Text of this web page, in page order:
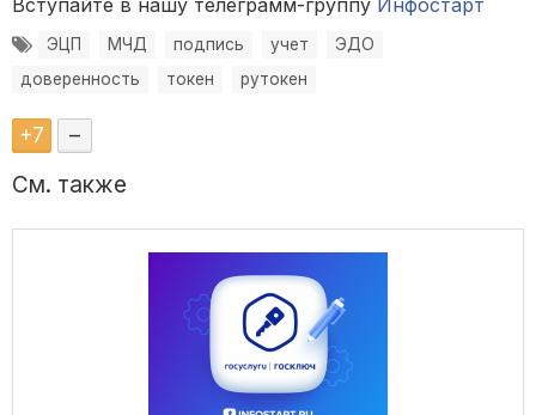
Вступайте в нашу телеграмм-группу Инфостарт
ЭЦП МЧД подпись учет
ЭДО
доверенность
токен рутокен
+7 –
См. также